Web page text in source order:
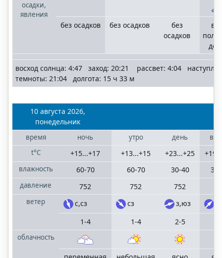
осадки,
явления
без осадков без осадков
без
осадков
в
восход солнца: 4:47 заход: 20:21 рассвет: 4:04
темноты: 21:04 долгота: 15 ч 33 м
10 августа 2026,
понедельник
время
t°C
влажность
давление
ветер
облачность
ночь
+15...+17
60-70
752
с,сз
1-4
утро
+13...+15
60-70
752
сз
1-4
день
+23...+25
30-40
752
з,юз
2-5